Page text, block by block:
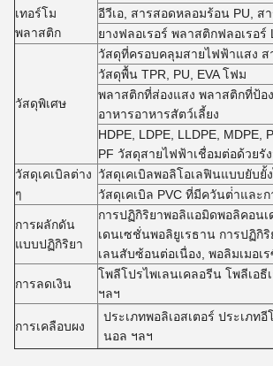
เทอร์โม
พลาสติก
อีวีเอ, สารสอดหลอมร้อน PU,
ยางฟลอเรอร์ พลาสติกฟลอเรอร์
วัสดุพิเศษ
วัสดุที่ครอบคลุมสายไฟฟ้าแสง ส
วัสดุพื้น TPR, PU, EVA โฟม
พลาสติกที่ส่องแสง พลาสติกที่ป้อ
อาหารอาหารสัตว์เลี้ยง
HDPE, LDPE, LLDPE,
PF วัสดุสายไฟฟ้าเชื่อมต่อด้วยรั
วัสดุเคเบิลต่าง
ๆ
วัสดุเคเบิลพอลิโอเลฟินแบบยับ
วัสดุเคเบิล PVC ที่มีควันต่ําและ
การผลักดัน
แบบปฏิกิริยา
การปฏิกิริยาพอลิแอมิดพอลิคอน
เดนเซชั่นพอลิยูเรธาน การปฏิกิ
เลนสับซ้อนต่อเนื่อง, พอลิมเมอเ
การลดเงิน
โพลีโปรไพเลนเคลอรีน โพลีเอธี
ฯลฯ
การเคลือบผง
ประเภทพอลิเอสเตอร์ ประเภท
นอล ฯลฯ